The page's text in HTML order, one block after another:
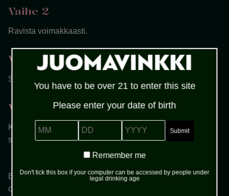
Vaihe 2
Ravista voimakkaasti.
Vaihe 3
Siivilöi jäähdytettyyn cocktail-lasiin.
Vaihe 4
Koristele tarvittaessa limelohkolla tai ohuella
sitruunankuorisuikaleella.
Between the Sheets on peräisin 1930–40-luvun
cocktailkulttuurista, ja se on saanut vaikutteita klassisesta
You have to be over 21 to enter this site
Please enter your date of birth
MM DD YYYY
Remember
Remember me
Don't tick this box if your computer can be accessed by people under
legal drinking age